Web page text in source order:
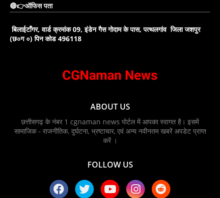
🔴👉ऑफिस पता
बिलाईटाँगर, वार्ड क्रमांक 09, इंडेन गैस गोदाम के पास, पत्थलगांव जिला जशपुर
(छ०ग ०) पिन कोड 496118
ABOUT US
छत्तीसगढ़ के नंबर 1 cgnaman news पोर्टल में आपका स्वागत है। इसमें
सामाजिक - राजनीतिक, दुर्घटना, भ्रष्टाचार, एवं अन्य नवीनतम खबरें अपडेट प्राप्त
करें ।
FOLLOW US